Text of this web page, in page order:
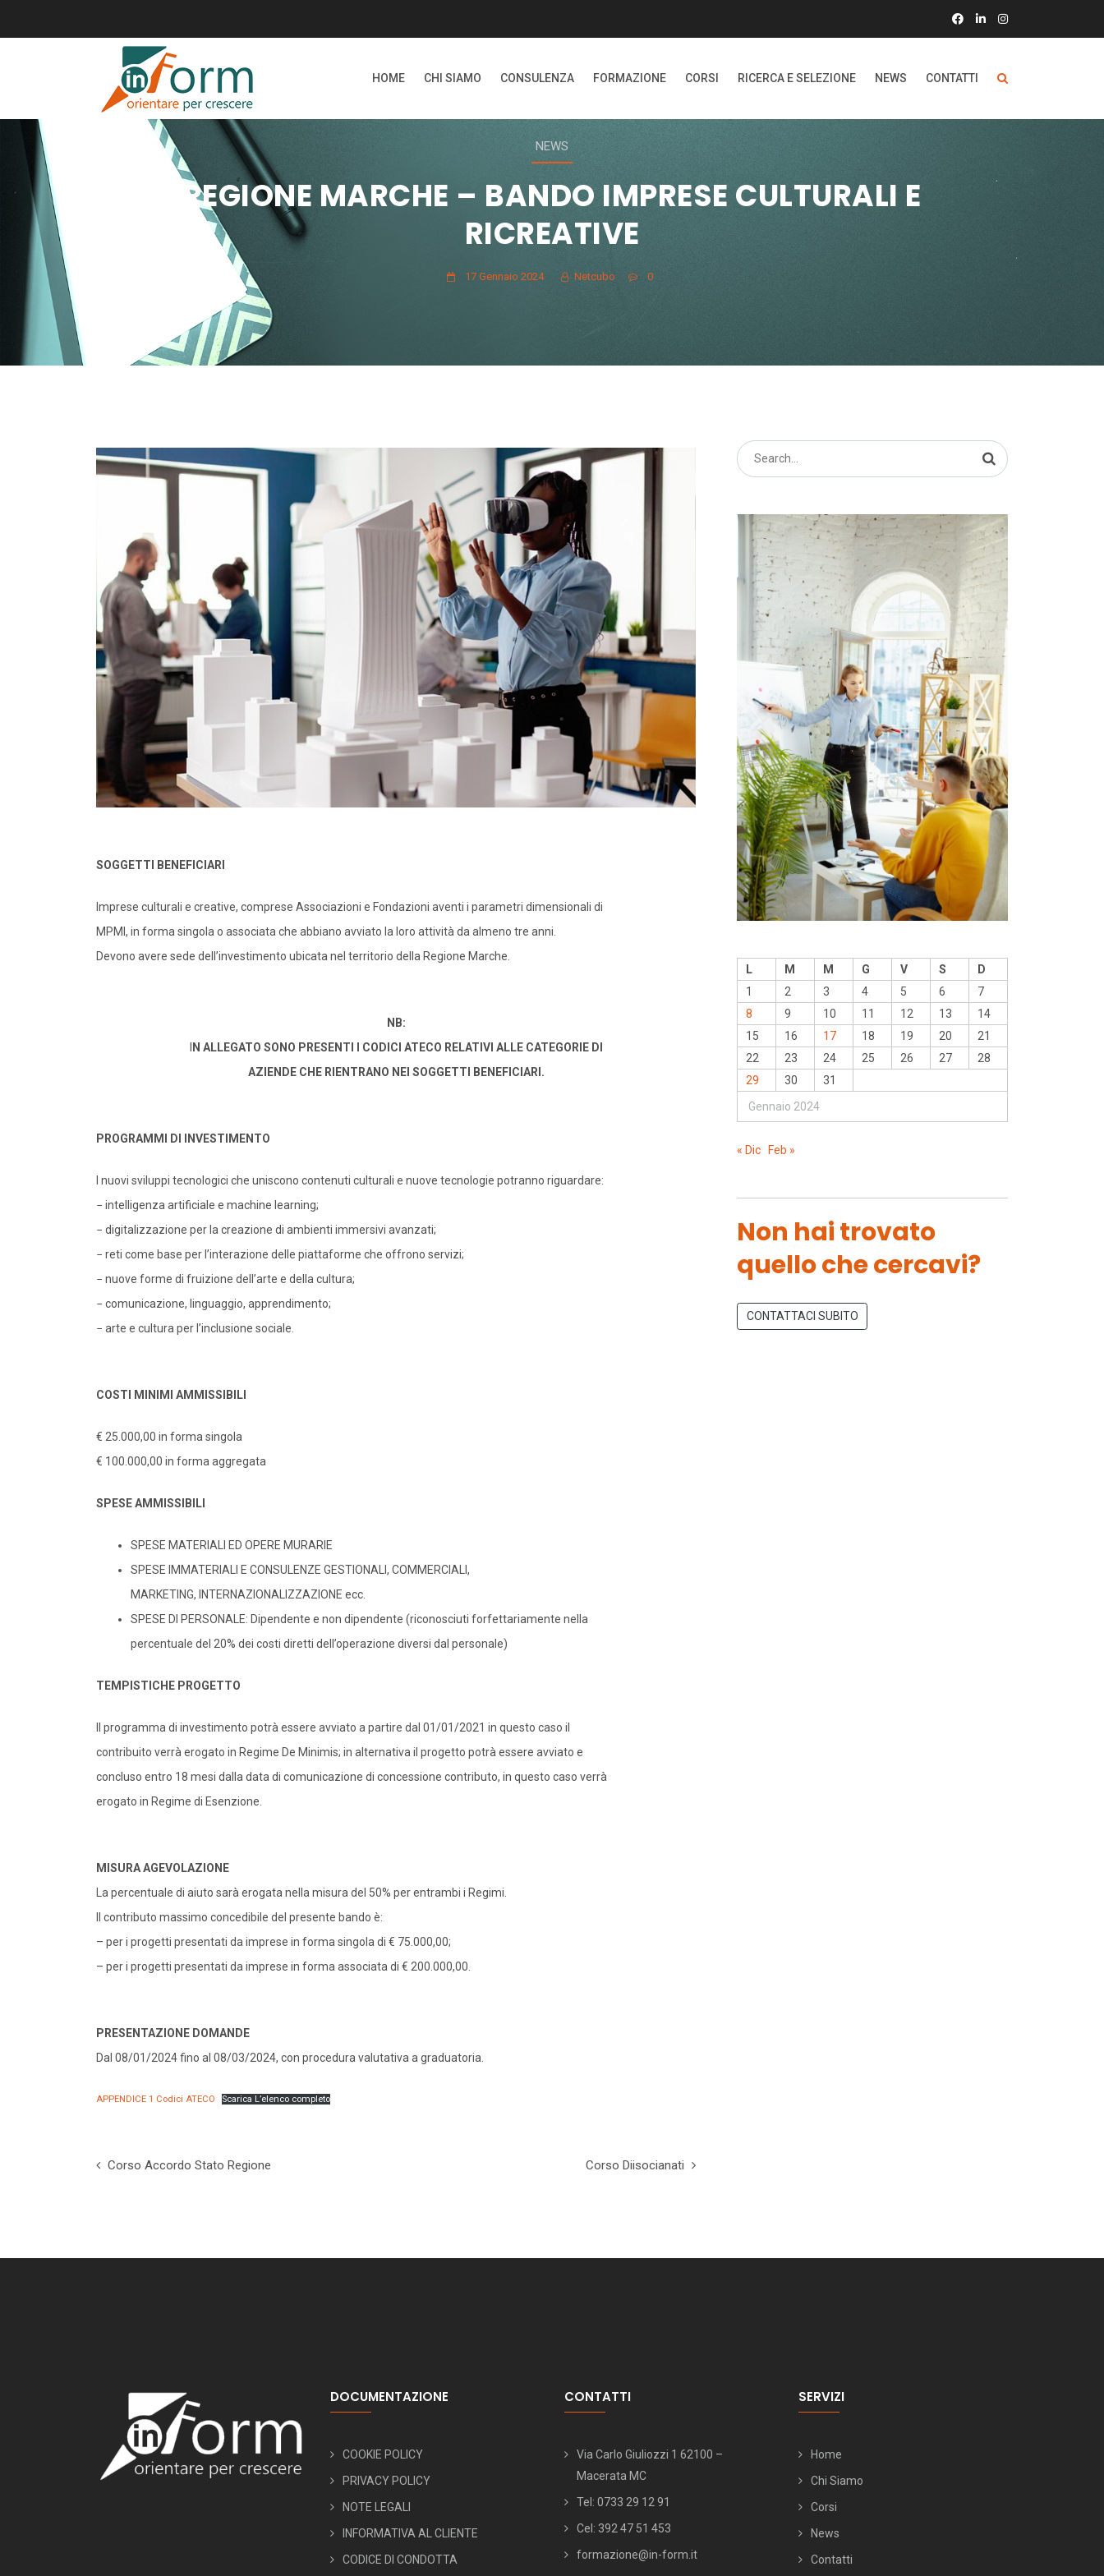
HOME CHI SIAMO CONSULENZA FORMAZIONE CORSI RICERCA E SELEZIONE NEWS CONTATTI
NEWS
REGIONE MARCHE – BANDO IMPRESE CULTURALI E
RICREATIVE
17 Gennaio 2024 Netcubo 0
SOGGETTI BENEFICIARI
Imprese culturali e creative, comprese Associazioni e Fondazioni aventi i parametri dimensionali di
MPMI, in forma singola o associata che abbiano avviato la loro attività da almeno tre anni.
Devono avere sede dell’investimento ubicata nel territorio della Regione Marche.
NB:
N ALLEGATO SONO PRESENTI I CODICI ATECO RELATIVI ALLE CATEGORIE DI
AZIENDE CHE RIENTRANO NEI SOGGETTI BENEFICIARI.
PROGRAMMI DI INVESTIMENTO
I nuovi sviluppi tecnologici che uniscono contenuti culturali e nuove tecnologie potranno riguardare:
− intelligenza artificiale e machine learning;
− digitalizzazione per la creazione di ambienti immersivi avanzati;
− reti come base per l’interazione delle piattaforme che offrono servizi;
− nuove forme di fruizione dell’arte e della cultura;
− comunicazione, linguaggio, apprendimento;
− arte e cultura per l’inclusione sociale.
COSTI MINIMI AMMISSIBILI
€ 25.000,00 in forma singola
€ 100.000,00 in forma aggregata
SPESE AMMISSIBILI
SPESE MATERIALI ED OPERE MURARIE
SPESE IMMATERIALI E CONSULENZE GESTIONALI, COMMERCIALI,
MARKETING, INTERNAZIONALIZZAZIONE ecc.
SPESE DI PERSONALE: Dipendente e non dipendente (riconosciuti forfettariamente nella
percentuale del 20% dei costi diretti dell’operazione diversi dal personale)
TEMPISTICHE PROGETTO
Il programma di investimento potrà essere avviato a partire dal 01/01/2021 in questo caso il
contribuito verrà erogato in Regime De Minimis; in alternativa il progetto potrà essere avviato e
concluso entro 18 mesi dalla data di comunicazione di concessione contributo, in questo caso verrà
erogato in Regime di Esenzione.
MISURA AGEVOLAZIONE
La percentuale di aiuto sarà erogata nella misura del 50% per entrambi i Regimi.
Il contributo massimo concedibile del presente bando è:
– per i progetti presentati da imprese in forma singola di € 75.000,00;
– per i progetti presentati da imprese in forma associata di € 200.000,00.
PRESENTAZIONE DOMANDE
Dal 08/01/2024 fino al 08/03/2024, con procedura valutativa a graduatoria.
APPENDICE 1 Codici ATECO Scarica L’elenco completo
Corso Accordo Stato Regione Corso Diisocianati
Search
for:
Gennaio 2024
L M M G V S
D
1
2 3 4 5 6
7
8
9 10 11 12 13
14
15
16 17 18 19 20
21
22
23 24 25 26 27
28
29
30 31
« Dic Feb »
Non hai trovato
quello che cercavi?
CONTATTACI SUBITO
DOCUMENTAZIONE
COOKIE POLICY
PRIVACY POLICY
NOTE LEGALI
INFORMATIVA AL CLIENTE
CODICE DI CONDOTTA
CONTATTI
Via Carlo Giuliozzi 1 62100 –
Macerata MC
Tel: 0733 29 12 91
Cel: 392 47 51 453
formazione@in-form.it
SERVIZI
Home
Chi Siamo
Corsi
News
Contatti